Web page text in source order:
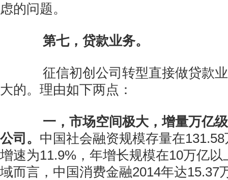
虑的问题。
第七，贷款业务。
征信初创公司转型直接做贷款业
大的。理由如下两点：
一，市场空间极大，增量万亿
公司。 中国社会融资规模存量在
增速为11.9%，年增长规模在10万亿
域而言，中国消费金融2014年达15.37